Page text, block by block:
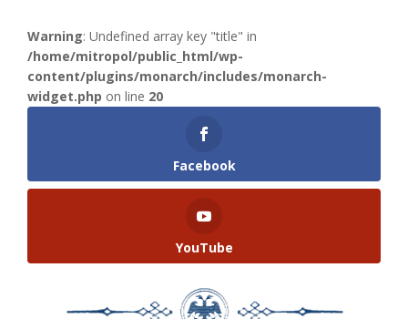
Warning: Undefined array key "title" in
/home/mitropol/public_html/wp-
content/plugins/monarch/includes/monarch-
widget.php on line 20
Facebook
YouTube